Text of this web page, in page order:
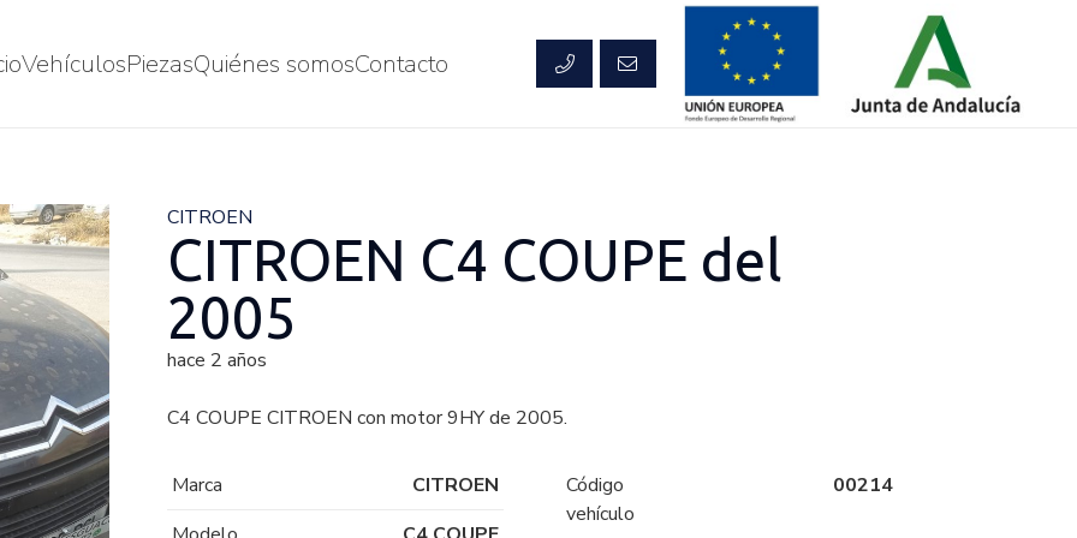
VehículosPiezasQuiénes somosContacto
CITROEN
CITROEN C4 COUPE del
2005
hace 2 años
C4 COUPE CITROEN con motor 9HY de 2005.
Marca
CITROEN
Código
vehículo
00214